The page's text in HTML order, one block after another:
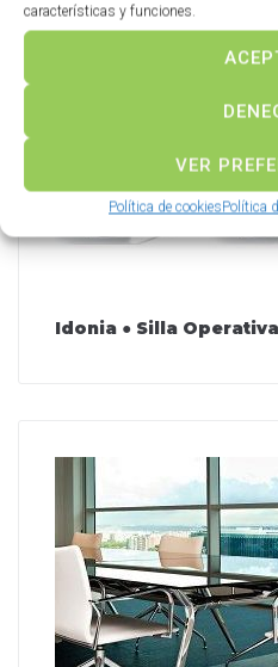
características y funciones.
VER
Política de cookiesPolítica
Idonia ● Silla Operativa